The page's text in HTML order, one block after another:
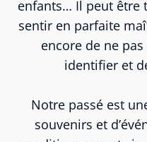
enfants… Il peut être
sentir en parfaite
encore de ne
identifier et
Notre passé est
souvenirs et